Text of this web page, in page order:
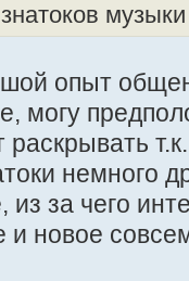
опыт
могу
немного
из за чего
и новое